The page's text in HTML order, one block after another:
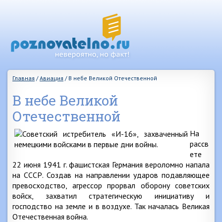
Главная /Авиация / В небе Великой Отечественной
В небе Великой
Отечественной
На
рассв
ете
22 июня 1941 г. фашистская Германия вероломно напала
на СССР. Создав на направлении ударов подавляющее
превосходство, агрессор прорвал оборону советских
войск, захватил стратегическую инициативу и
господство на земле и в воздухе. Так началась Великая
Отечественная война.